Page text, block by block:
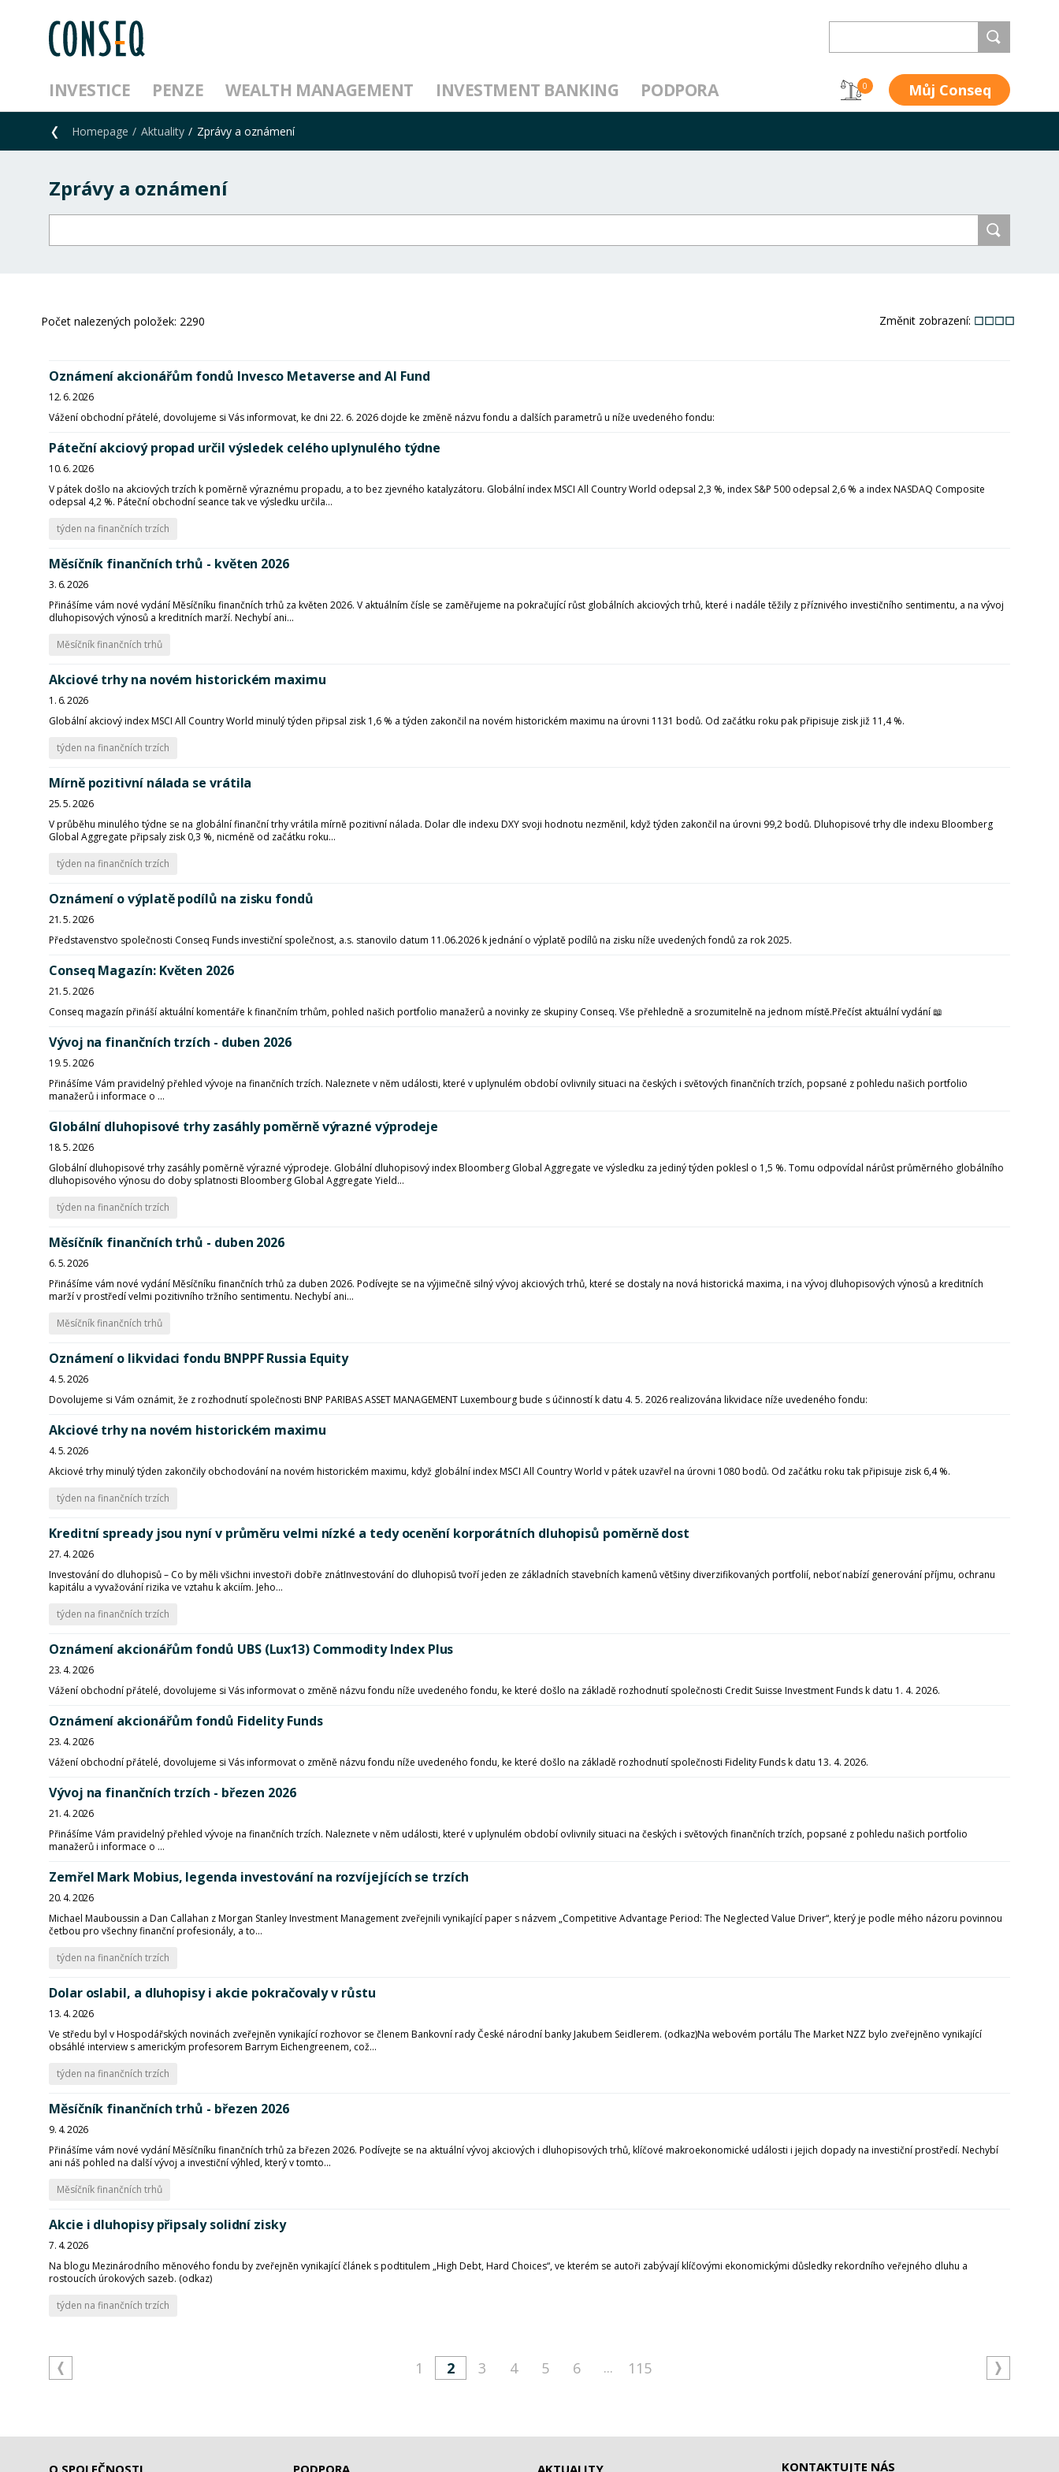
INVESTICE PENZE WEALTH MANAGEMENT INVESTMENT BANKING PODPORA 0 Můj Conseq
Homepage Aktuality Zprávy a oznámení
Zprávy a oznámení
Počet nalezených položek: 2290 Změnit zobrazení:
Oznámení akcionářům fondů Invesco Metaverse and AI Fund
12. 6. 2026
Vážení obchodní přátelé, dovolujeme si Vás informovat, ke dni 22. 6. 2026 dojde ke změně názvu fondu a dalších parametrů u níže uvedeného fondu:
Páteční akciový propad určil výsledek celého uplynulého týdne
10. 6. 2026
V pátek došlo na akciových trzích k poměrně výraznému propadu, a to bez zjevného katalyzátoru. Globální index MSCI All Country World odepsal 2,3 %, index S&P 500 odepsal 2,6 % a index NASDAQ Composite
odepsal 4,2 %. Páteční obchodní seance tak ve výsledku určila...
týden na finančních trzích
Měsíčník finančních trhů - květen 2026
3. 6. 2026
Přinášíme vám nové vydání Měsíčníku finančních trhů za květen 2026. V aktuálním čísle se zaměřujeme na pokračující růst globálních akciových trhů, které i nadále těžily z příznivého investičního sentimentu, a na vývoj
dluhopisových výnosů a kreditních marží. Nechybí ani...
Měsíčník finančních trhů
Akciové trhy na novém historickém maximu
1. 6. 2026
Globální akciový index MSCI All Country World minulý týden připsal zisk 1,6 % a týden zakončil na novém historickém maximu na úrovni 1131 bodů. Od začátku roku pak připisuje zisk již 11,4 %.
týden na finančních trzích
Mírně pozitivní nálada se vrátila
25. 5. 2026
V průběhu minulého týdne se na globální finanční trhy vrátila mírně pozitivní nálada. Dolar dle indexu DXY svoji hodnotu nezměnil, když týden zakončil na úrovni 99,2 bodů. Dluhopisové trhy dle indexu Bloomberg
Global Aggregate připsaly zisk 0,3 %, nicméně od začátku roku...
týden na finančních trzích
Oznámení o výplatě podílů na zisku fondů
21. 5. 2026
Představenstvo společnosti Conseq Funds investiční společnost, a.s. stanovilo datum 11.06.2026 k jednání o výplatě podílů na zisku níže uvedených fondů za rok 2025.
Conseq Magazín: Květen 2026
21. 5. 2026
Conseq magazín přináší aktuální komentáře k finančním trhům, pohled našich portfolio manažerů a novinky ze skupiny Conseq. Vše přehledně a srozumitelně na jednom místě.Přečíst aktuální vydání 📖
Vývoj na finančních trzích - duben 2026
19. 5. 2026
Přinášíme Vám pravidelný přehled vývoje na finančních trzích. Naleznete v něm události, které v uplynulém období ovlivnily situaci na českých i světových finančních trzích, popsané z pohledu našich portfolio
manažerů i informace o ...
Globální dluhopisové trhy zasáhly poměrně výrazné výprodeje
18. 5. 2026
Globální dluhopisové trhy zasáhly poměrně výrazné výprodeje. Globální dluhopisový index Bloomberg Global Aggregate ve výsledku za jediný týden poklesl o 1,5 %. Tomu odpovídal nárůst průměrného globálního
dluhopisového výnosu do doby splatnosti Bloomberg Global Aggregate Yield...
týden na finančních trzích
Měsíčník finančních trhů - duben 2026
6. 5. 2026
Přinášíme vám nové vydání Měsíčníku finančních trhů za duben 2026. Podívejte se na výjimečně silný vývoj akciových trhů, které se dostaly na nová historická maxima, i na vývoj dluhopisových výnosů a kreditních
marží v prostředí velmi pozitivního tržního sentimentu. Nechybí ani...
Měsíčník finančních trhů
Oznámení o likvidaci fondu BNPPF Russia Equity
4. 5. 2026
Dovolujeme si Vám oznámit, že z rozhodnutí společnosti BNP PARIBAS ASSET MANAGEMENT Luxembourg bude s účinností k datu 4. 5. 2026 realizována likvidace níže uvedeného fondu:
Akciové trhy na novém historickém maximu
4. 5. 2026
Akciové trhy minulý týden zakončily obchodování na novém historickém maximu, když globální index MSCI All Country World v pátek uzavřel na úrovni 1080 bodů. Od začátku roku tak připisuje zisk 6,4 %.
týden na finančních trzích
Kreditní spready jsou nyní v průměru velmi nízké a tedy ocenění korporátních dluhopisů poměrně dost
27. 4. 2026
Investování do dluhopisů – Co by měli všichni investoři dobře znát​Investování do dluhopisů tvoří jeden ze základních stavebních kamenů většiny diverzifikovaných portfolií, neboť nabízí generování příjmu, ochranu
kapitálu a vyvažování rizika ve vztahu k akciím. Jeho...
týden na finančních trzích
Oznámení akcionářům fondů UBS (Lux13) Commodity Index Plus
23. 4. 2026
Vážení obchodní přátelé, dovolujeme si Vás informovat o změně názvu fondu níže uvedeného fondu, ke které došlo na základě rozhodnutí společnosti Credit Suisse Investment Funds k datu 1. 4. 2026.
Oznámení akcionářům fondů Fidelity Funds
23. 4. 2026
Vážení obchodní přátelé, dovolujeme si Vás informovat o změně názvu fondu níže uvedeného fondu, ke které došlo na základě rozhodnutí společnosti Fidelity Funds k datu 13. 4. 2026.
Vývoj na finančních trzích - březen 2026
21. 4. 2026
Přinášíme Vám pravidelný přehled vývoje na finančních trzích. Naleznete v něm události, které v uplynulém období ovlivnily situaci na českých i světových finančních trzích, popsané z pohledu našich portfolio
manažerů i informace o ...
Zemřel Mark Mobius, legenda investování na rozvíjejících se trzích
20. 4. 2026
Michael Mauboussin a Dan Callahan z Morgan Stanley Investment Management zveřejnili vynikající paper s názvem „Competitive Advantage Period: The Neglected Value Driver“, který je podle mého názoru povinnou
četbou pro všechny finanční profesionály, a to...
týden na finančních trzích
Dolar oslabil, a dluhopisy i akcie pokračovaly v růstu
13. 4. 2026
Ve středu byl v Hospodářských novinách zveřejněn vynikající rozhovor se členem Bankovní rady České národní banky Jakubem Seidlerem. (odkaz)Na webovém portálu The Market NZZ bylo zveřejněno vynikající
obsáhlé interview s americkým profesorem Barrym Eichengreenem, což...
týden na finančních trzích
Měsíčník finančních trhů - březen 2026
9. 4. 2026
Přinášíme vám nové vydání Měsíčníku finančních trhů za březen 2026. Podívejte se na aktuální vývoj akciových i dluhopisových trhů, klíčové makroekonomické události i jejich dopady na investiční prostředí. Nechybí
ani náš pohled na další vývoj a investiční výhled, který v tomto...
Měsíčník finančních trhů
Akcie i dluhopisy připsaly solidní zisky
7. 4. 2026
Na blogu Mezinárodního měnového fondu by zveřejněn vynikající článek s podtitulem „High Debt, Hard Choices“, ve kterém se autoři zabývají klíčovými ekonomickými důsledky rekordního veřejného dluhu a
rostoucích úrokových sazeb. (odkaz)
týden na finančních trzích
1 2 3 4 5 6 ... 115
O SPOLEČNOSTI PODPORA AKTUALITY KONTAKTUJTE NÁS